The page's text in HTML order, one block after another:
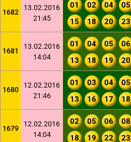
1682
13.02.2016
21:45
01 02 04 05
15
18 20 23
1681
13.02.2016
14:04
01 04 05 06
13
18 19 20
1680
12.02.2016
21:46
01 03 04 05
13
16 17 18
1679
12.02.2016
14:04
02 05 06 08
18
19 22 23